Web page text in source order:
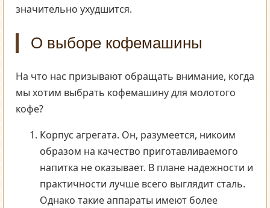
значительно ухудшится.
О выборе кофемашины
На что нас призывают обращать внимание, когда
мы хотим выбрать кофемашину для молотого
кофе?
Корпус агрегата. Он, разумеется, никоим
образом на качество приготавливаемого
напитка не оказывает. В плане надежности и
практичности лучше всего выглядит сталь.
Однако такие аппараты имеют более